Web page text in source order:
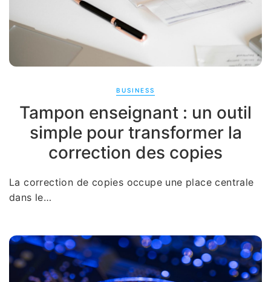
BUSINESS
Tampon enseignant : un outil
simple pour transformer la
correction des copies
La correction de copies occupe une place centrale
dans le…